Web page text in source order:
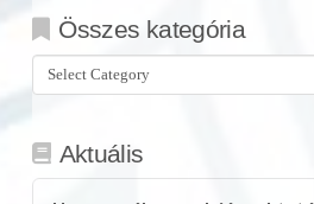
Összes kategória
Összes
kategória
Aktuális